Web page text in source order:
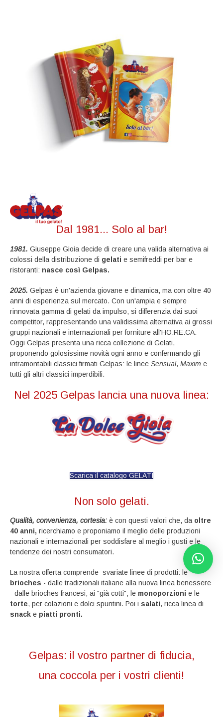
Dal 1981... Solo al bar!
1981. Giuseppe Gioia decide di creare una valida alternativa ai
colossi della distribuzione di gelati e semifreddi per bar e
ristoranti: nasce così Gelpas.
2025. Gelpas è un'azienda giovane e dinamica, ma con oltre 40
anni di esperienza sul mercato. Con un'ampia e sempre
rinnovata gamma di gelati da impulso, si differenzia dai suoi
competitor, rappresentando una validissima alternativa ai grossi
gruppi nazionali e internazionali per forniture all'HO.RE.CA.
Oggi Gelpas presenta una ricca collezione di Gelati,
proponendo golosissime novità ogni anno e confermando gli
intramontabili classici firmati Gelpas: le linee Sensual, Maxim e
tutti gli altri classici imperdibili.
Nel 2025 Gelpas lancia una nuova linea:
Scarica il catalogo GELATI
Non solo gelati.
Qualità, convenienza, cortesia: è con questi valori che, da oltre
40 anni, ricerchiamo e proponiamo il meglio delle produzioni
nazionali e internazionali per soddisfare al meglio i gusti e le
tendenze dei nostri consumatori.
La nostra offerta comprende svariate linee di prodotti: le
brioches - dalle tradizionali italiane alla nuova linea benessere
- dalle brioches francesi, ai "già cotti"; le monoporzioni e le
torte, per colazioni e dolci spuntini. Poi i salati, ricca linea di
snack e piatti pronti.
Gelpas: il vostro partner di fiducia,
una coccola per i vostri clienti!